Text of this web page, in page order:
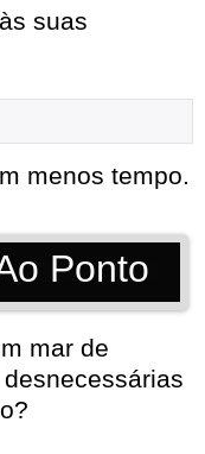
suas
menos tempo.
Ponto
mar de